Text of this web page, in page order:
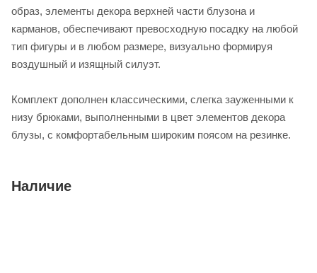
образ, элементы декора верхней части блузона и
карманов, обеспечивают превосходную посадку на любой
тип фигуры и в любом размере, визуально формируя
воздушный и изящный силуэт.
Комплект дополнен классическими, слегка зауженными к
низу брюками, выполненными в цвет элементов декора
блузы, с комфортабельным широким поясом на резинке.
Наличие